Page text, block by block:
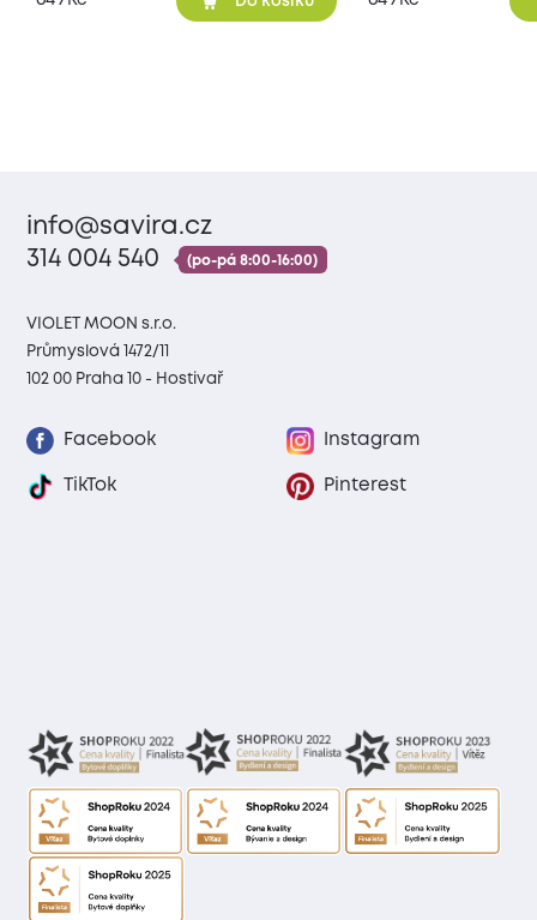
info@savira.cz
314 004 540
(po-pá 8:00-16:00)
VIOLET MOON s.r.o.
Průmyslová 1472/11
102 00 Praha 10 - Hostivař
Facebook Instagram
TikTok Pinterest